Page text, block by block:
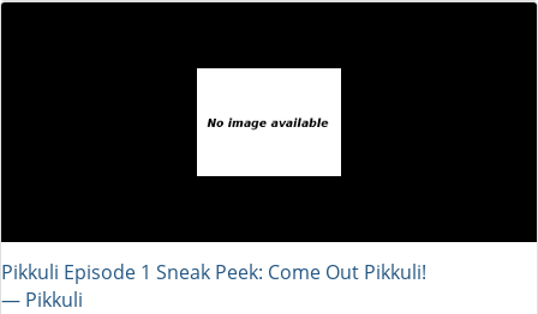
Pikkuli Episode 1 Sneak Peek: Come Out Pikkuli!
― Pikkuli